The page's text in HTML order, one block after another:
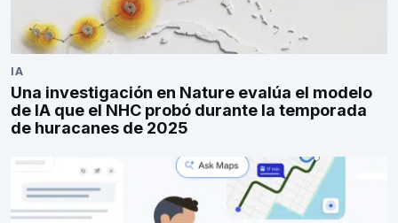
IA
Una investigación en Nature evalúa el modelo
de IA que el NHC probó durante la temporada
de huracanes de 2025